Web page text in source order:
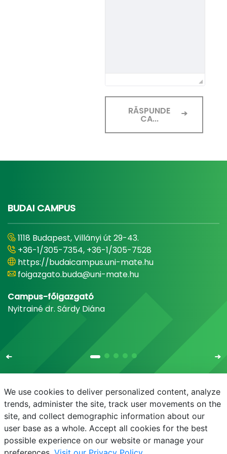
RĂSPUNDE
CA...
BUDAI CAMPUS
1118 Budapest, Villányi út 29-43.
+36-1/305-7354, +36-1/305-7528
https://budaicampus.uni-mate.hu
foigazgato.buda@uni-mate.hu
Campus-főigazgató
Nyitrainé dr. Sárdy Diána
E-mail Telefonkönyv NEPTUN E-learning
We use cookies to deliver personalized content, analyze
trends, administer the site, track user movements on the
site, and collect demographic information about our
user base as a whole. Accept all cookies for the best
possible experience on our website or manage your